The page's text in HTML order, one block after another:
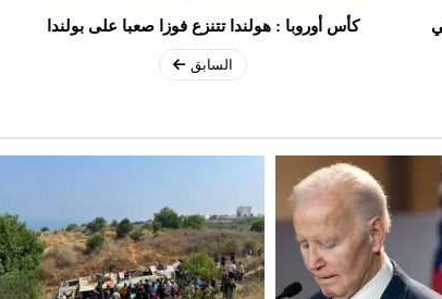
كأس أوروبا : هولندا تتنزع فوزا صعبا على بولندا
السابق